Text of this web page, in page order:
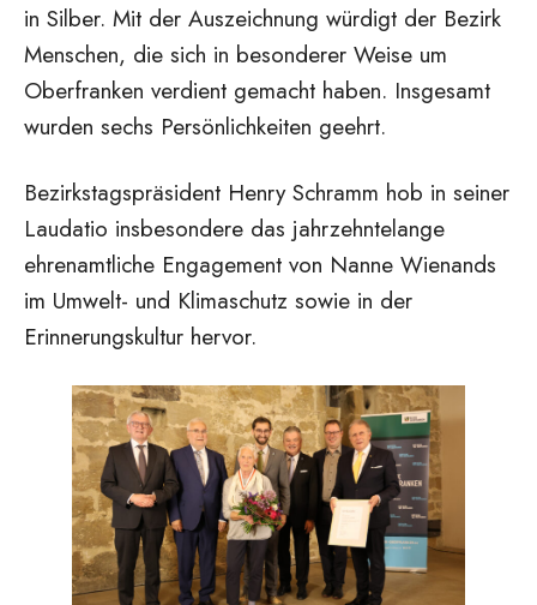
in Silber. Mit der Auszeichnung würdigt der Bezirk
Menschen, die sich in besonderer Weise um
Oberfranken verdient gemacht haben. Insgesamt
wurden sechs Persönlichkeiten geehrt.
Bezirkstagspräsident Henry Schramm hob in seiner
Laudatio insbesondere das jahrzehntelange
ehrenamtliche Engagement von Nanne Wienands
im Umwelt- und Klimaschutz sowie in der
Erinnerungskultur hervor.